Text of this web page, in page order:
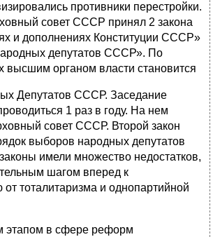
противники перестройки.
совет СССР принял 2 закона
и дополнениях Конституции СССP»
депутатов СССР». По
высшим органом власти становится
Депутатов СССР. Заседание
1 раз в году. На нем
совет СССР. Второй закон
выборов народных депутатов
имели множество недостатков,
шагом вперед к
тоталитаризма и однопартийной
в сфере реформ